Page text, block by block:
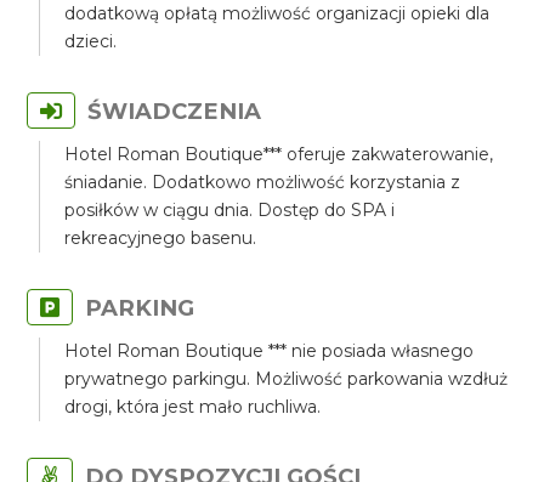
dodatkową opłatą możliwość organizacji opieki dla
dzieci.
ŚWIADCZENIA
Hotel Roman Boutique*** oferuje zakwaterowanie,
śniadanie. Dodatkowo możliwość korzystania z
posiłków w ciągu dnia. Dostęp do SPA i
rekreacyjnego basenu.
PARKING
Hotel Roman Boutique *** nie posiada własnego
prywatnego parkingu. Możliwość parkowania wzdłuż
drogi, która jest mało ruchliwa.